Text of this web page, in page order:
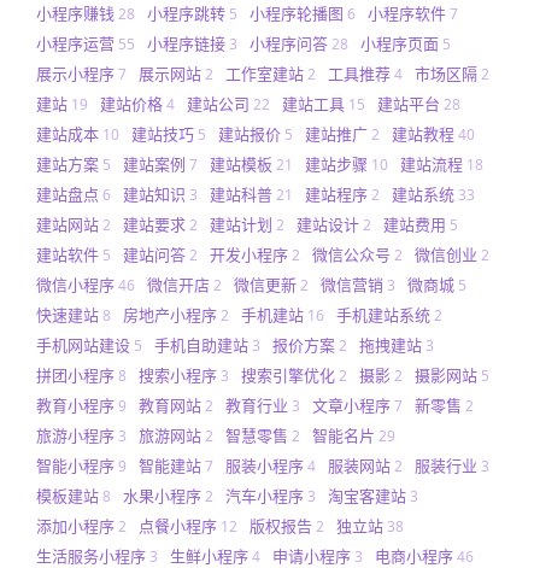
小程序赚钱28 小程序跳转 5 小程序轮播图 6 小程序软件7
小程序运营 55 小程序链接 3 小程序问答28 小程序页面 5
展示小程序7 展示网站2 工作室建站2 工具推荐4 市场区隔2
建站 19 建站价格4 建站公司 22 建站工具 15 建站平台 28
建站成本 10 建站技巧 5 建站报价 5 建站推广2 建站教程40
建站方案 5 建站案例 7 建站模板 21 建站步骤 10 建站流程 18
建站盘点 6 建站知识 3 建站科普21 建站程序2 建站系统 33
建站网站2 建站要求2 建站计划 2 建站设计2 建站费用 5
建站软件 5 建站问答2 开发小程序2 微信公众号 2 微信创业 2
微信小程序46 微信开店2 微信更新2 微信营销 3 微商城 5
快速建站8 房地产小程序2 手机建站 16 手机建站系统2
手机网站建设 5 手机自助建站 3 报价方案2 拖拽建站 3
拼团小程序8 搜索小程序 3 搜索引擎优化2 摄影2 摄影网站 5
教育小程序9 教育网站2 教育行业 3 文章小程序7 新零售 2
旅游小程序 3 旅游网站2 智慧零售 2 智能名片 29
智能小程序9 智能建站7 服装小程序4 服装网站2 服装行业 3
模板建站8 水果小程序2 汽车小程序 3 淘宝客建站 3
添加小程序2 点餐小程序 12 版权报告2 独立站 38
生活服务小程序 3 生鲜小程序4 申请小程序 3 电商小程序46